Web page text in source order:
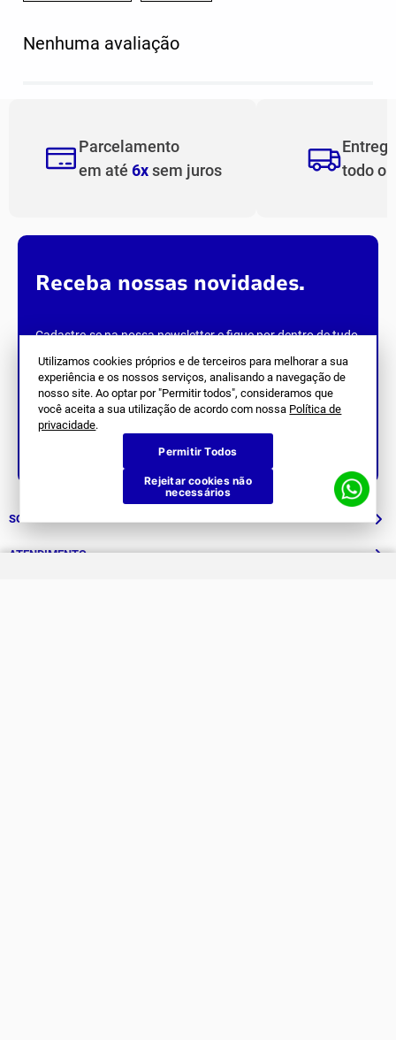
Utilizamos cookies próprios e de terceiros para melhorar a sua
experiência e os nossos serviços, analisando a navegação de
nosso site. Ao optar por "Permitir todos", consideramos que
você aceita a sua utilização de acordo com nossa Política de
privacidade.
Permitir Todos
Rejeitar cookies não
necessários
Nenhuma avaliação
Parcelamento
em até 6xsem juros
todo o
Receba nossas novidades.
Cadastre-se na nossa newsletter e fique por dentro de tudo
que acontece na
Joma .
SOBRE NÓS
História
ATENDIMENTO